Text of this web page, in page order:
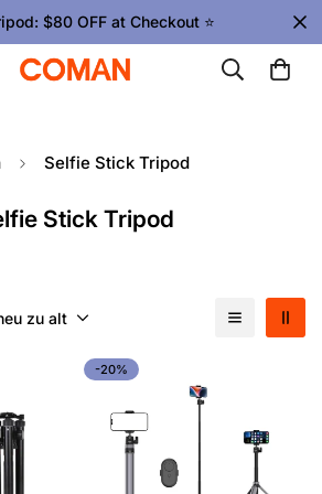
$80 OFF at Checkout ⭐
Selfie Stick Tripod
Stick Tripod
zu alt
-20%